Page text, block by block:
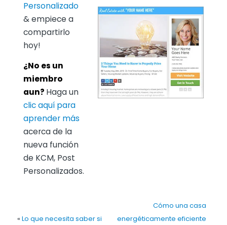
Personalizado
& empiece a
compartirlo
hoy!
¿No es un
miembro
aun? Haga un
clic aquí para
aprender más
acerca de la
nueva función
de KCM, Post
Personalizados.
« Lo que necesita saber si
Cómo una casa
energéticamente eficiente